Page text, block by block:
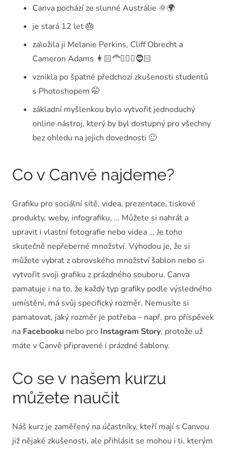
Canva pochází ze slunné Austrálie 🌞🌍
je stará 12 let 🎂
založila ji Melanie Perkins, Cliff Obrecht a
Cameron Adams 👩🏻‍🦰👱🏻‍♂️🧔🏻
vznikla po špatné předchozí zkušenosti studentů
s Photoshopem 🤭
základní myšlenkou bylo vytvořit jednoduchý
online nástroj, který by byl dostupný pro všechny
bez ohledu na jejich dovednosti 🙂
Co v Canvě najdeme?
Grafiku pro sociální sítě, videa, prezentace, tiskové
produkty, weby, infografiku, … Můžete si nahrát a
upravit i vlastní fotografie nebo videa … Je toho
skutečně nepřeberné množství. Výhodou je, že si
můžete vybrat z obrovského množství šablon nebo si
vytvořit svoji grafiku z prázdného souboru. Canva
pamatuje i na to, že každý typ grafiky podle výsledného
umístění, má svůj specifický rozměr. Nemusíte si
pamatovat, jaký rozměr je potřeba – např. pro příspěvek
na Facebooku nebo pro Instagram Story, protože už
máte v Canvě připravené i prázdné šablony.
Co se v našem kurzu
můžete naučit
Náš kurz je zaměřený na účastníky, kteří mají s Canvou
již nějaké zkušenosti, ale přihlásit se mohou i ti, kterým